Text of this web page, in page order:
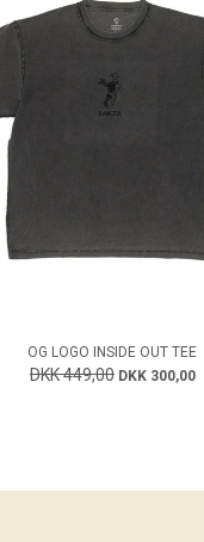
OG LOGO INSIDE OUT TEE
DKK 449,00 DKK 300,00